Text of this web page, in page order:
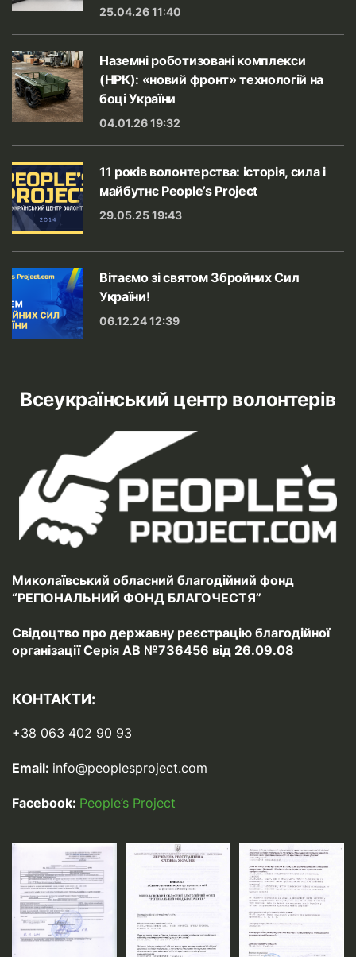
25.04.26 11:40
Наземні роботизовані комплекси
(НРК): «новий фронт» технологій на
боці України
04.01.26 19:32
11 років волонтерства: історія, сила і
майбутнє People’s Project
29.05.25 19:43
Вітаємо зі святом Збройних Сил
України!
06.12.24 12:39
Всеукраїнський центр волонтерів
Миколаївський обласний благодійний фонд
“РЕГІОНАЛЬНИЙ ФОНД БЛАГОЧЕСТЯ”
Свідоцтво про державну реєстрацію благодійної
організації Серія АВ №736456 від 26.09.08
КОНТАКТИ:
+38 063 402 90 93
Email: info@peoplesproject.com
Facebook: People’s Project